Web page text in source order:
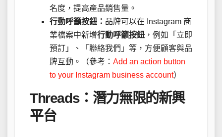
名度，提高產品銷售量。
行動呼籲按鈕： 品牌可以在 Instagram 商
業檔案中新增行動呼籲按鈕 ，例如「立即
預訂」、「聯絡我們」等，方便顧客與品
牌互動。（參考： Add an action button
to your Instagram business account）
Threads：潛力無限的新興
平台